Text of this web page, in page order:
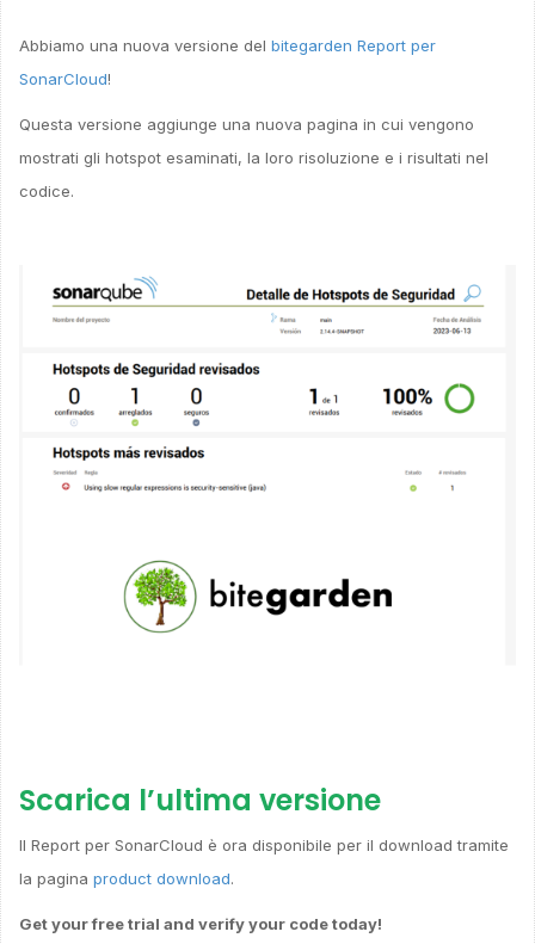
Abbiamo una nuova versione del bitegarden Report per
SonarCloud!
Questa versione aggiunge una nuova pagina in cui vengono
mostrati gli hotspot esaminati, la loro risoluzione e i risultati nel
codice.
Scarica l’ultima versione
Il Report per SonarCloud è ora disponibile per il download tramite
la pagina product download.
Get your free trial and verify your code today!